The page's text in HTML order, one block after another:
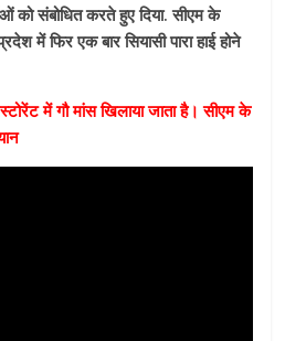
को संबोधित करते हुए दिया. सीएम के
में फिर एक बार सियासी पारा हाई होने
में गौ मांस खिलाया जाता है। सीएम के